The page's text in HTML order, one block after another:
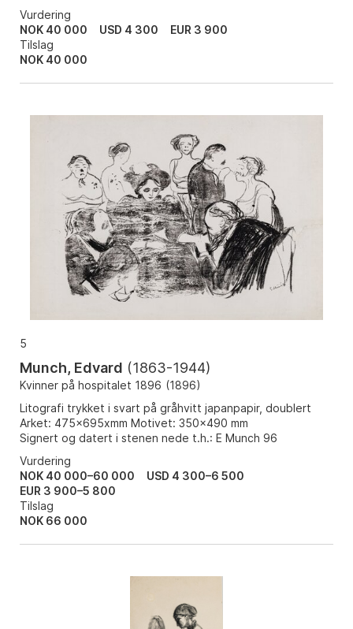
Vurdering
NOK 40 000
USD 4 300
EUR 3 900
Tilslag
NOK 40 000
5
Munch, Edvard (1863-1944)
Kvinner på hospitalet 1896 (1896)
Litografi trykket i svart på gråhvitt japanpapir, doublert
Arket: 475x695xmm Motivet: 350x490 mm
Signert og datert i stenen nede t.h.: E Munch 96
Vurdering
NOK 40 000–60 000
USD 4 300–6 500
EUR 3 900–5 800
Tilslag
NOK 66 000